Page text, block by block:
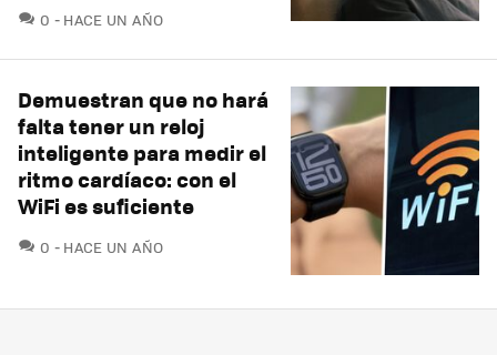
0 COMENTARIOS
HACE UN AÑO
Demuestran que no hará
falta tener un reloj
inteligente para medir el
ritmo cardíaco: con el
WiFi es suficiente
0 COMENTARIOS
HACE UN AÑO